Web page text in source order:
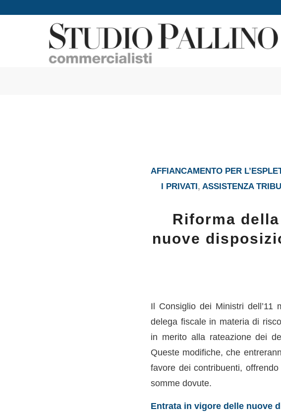
AFFIANCAMENTO PER
I PRIVATI,ASSISTENZA
Riforma
nuove
Il Consiglio dei Ministri
delega fiscale in materia di
in merito alla rateazione dei
Queste modifiche, che
favore dei contribuenti,
somme dovute.
Entrata in vigore delle nuove